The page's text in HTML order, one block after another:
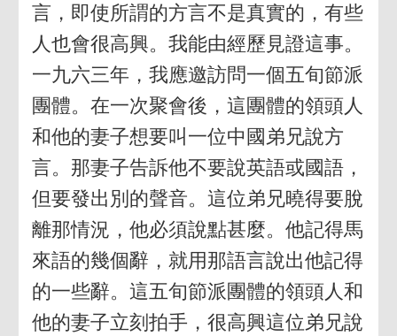
言，即使所謂的方言不是真實的，有些
人也會很高興。我能由經歷見證這事。
一九六三年，我應邀訪問一個五旬節派
團體。在一次聚會後，這團體的領頭人
和他的妻子想要叫一位中國弟兄說方
言。那妻子告訴他不要說英語或國語，
但要發出別的聲音。這位弟兄曉得要脫
離那情況，他必須說點甚麼。他記得馬
來語的幾個辭，就用那語言說出他記得
的一些辭。這五旬節派團體的領頭人和
他的妻子立刻拍手，很高興這位弟兄說